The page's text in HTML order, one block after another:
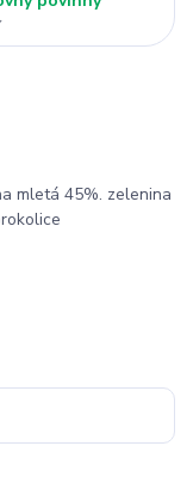
mletá 45%. zelenina